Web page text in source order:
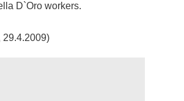
D`Oro workers.
29.4.2009)